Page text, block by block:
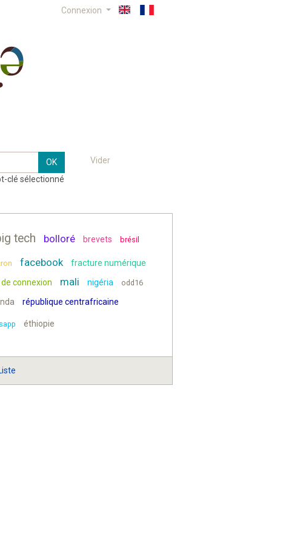
Connexion
Vider
clé sélectionné
tech bolloré brevets brésil
facebook fracture numérique
connexion mali nigéria odd16
république centrafricaine
éthiopie